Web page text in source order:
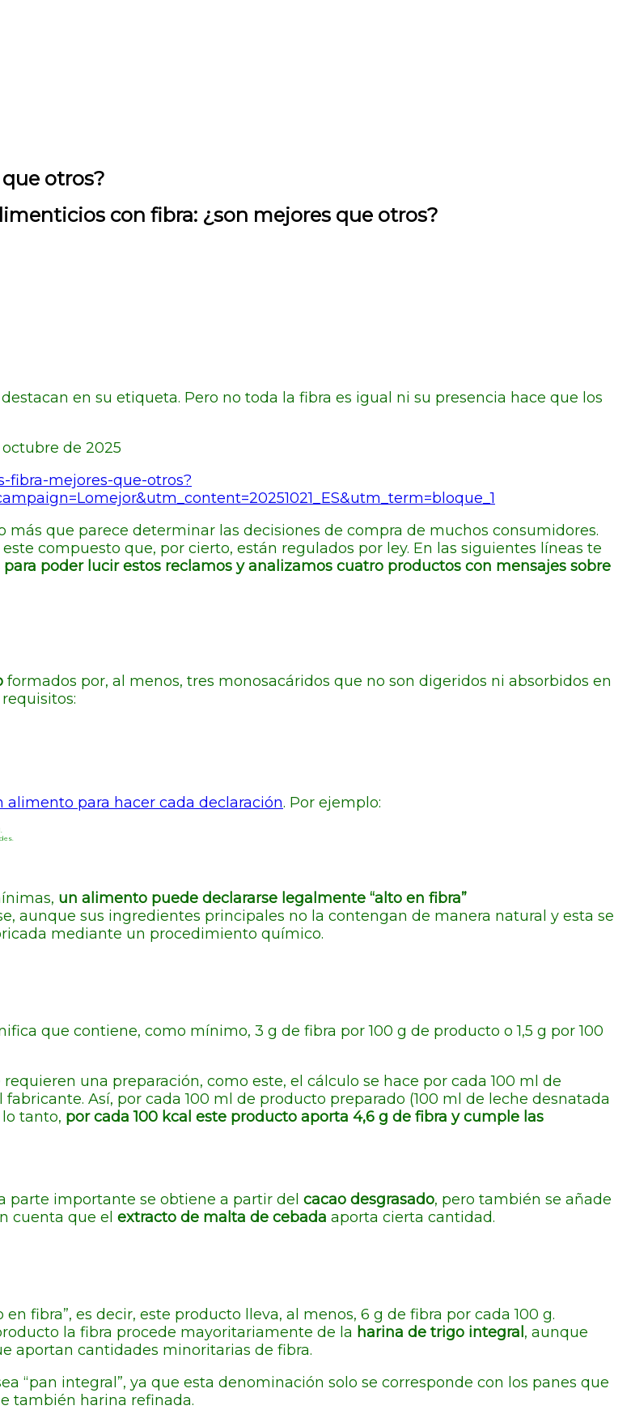
otros?
con fibra: ¿son mejores que otros?
en su etiqueta. Pero no toda la fibra es igual ni su presencia hace que los
de 2025
fibra-mejores-que-otros?
más que parece determinar las decisiones de compra de muchos consumidores.
compuesto que, por cierto, están regulados por ley. En las siguientes líneas te
poder lucir estos reclamos y analizamos cuatro productos con mensajes sobre
formados por, al menos, tres monosacáridos que no son digeridos ni absorbidos en
para hacer cada declaración. Por ejemplo:
un alimento puede declararse legalmente “alto en fibra”
aunque sus ingredientes principales no la contengan de manera natural y esta se
mediante un procedimiento químico.
que contiene, como mínimo, 3 g de fibra por 100 g de producto o 1,5 g por 100
una preparación, como este, el cálculo se hace por cada 100 ml de
Así, por cada 100 ml de producto preparado (100 ml de leche desnatada
tanto, por cada 100 kcal este producto aporta 4,6 g de fibra y cumple las
parte importante se obtiene a partir del cacao desgrasado, pero también se añade
cuenta que el extracto de malta de cebada aporta cierta cantidad.
fibra”, es decir, este producto lleva, al menos, 6 g de fibra por cada 100 g.
la fibra procede mayoritariamente de la harina de trigo integral , aunque
aportan cantidades minoritarias de fibra.
“pan integral”, ya que esta denominación solo se corresponde con los panes que
también harina refinada.